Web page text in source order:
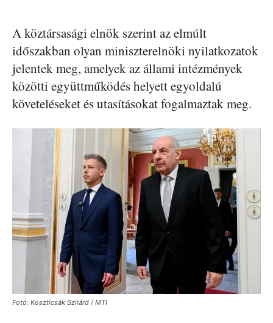
A köztársasági elnök szerint az elmúlt
időszakban olyan miniszterelnöki nyilatkozatok
jelentek meg, amelyek az állami intézmények
közötti együttműködés helyett egyoldalú
követeléseket és utasításokat fogalmaztak meg.
Fotó: Koszticsák Szilárd / MTI